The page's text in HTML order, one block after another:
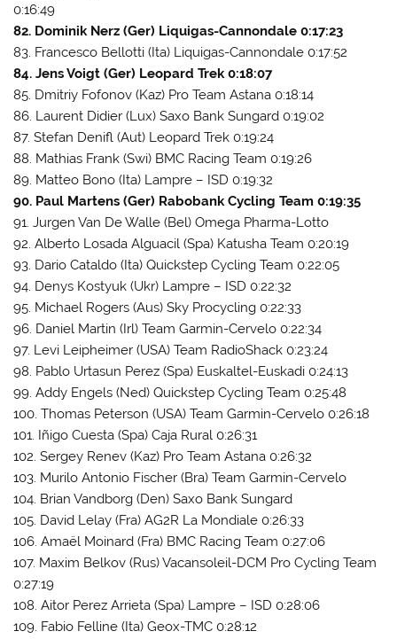
0:16:49
82. Dominik Nerz (Ger) Liquigas-Cannondale 0:17:23
83. Francesco Bellotti (Ita) Liquigas-Cannondale 0:17:52
84. Jens Voigt (Ger) Leopard Trek 0:18:07
85. Dmitriy Fofonov (Kaz) Pro Team Astana 0:18:14
86. Laurent Didier (Lux) Saxo Bank Sungard 0:19:02
87. Stefan Denifl (Aut) Leopard Trek 0:19:24
88. Mathias Frank (Swi) BMC Racing Team 0:19:26
89. Matteo Bono (Ita) Lampre – ISD 0:19:32
90. Paul Martens (Ger) Rabobank Cycling Team 0:19:35
91. Jurgen Van De Walle (Bel) Omega Pharma-Lotto
92. Alberto Losada Alguacil (Spa) Katusha Team 0:20:19
93. Dario Cataldo (Ita) Quickstep Cycling Team 0:22:05
94. Denys Kostyuk (Ukr) Lampre – ISD 0:22:32
95. Michael Rogers (Aus) Sky Procycling 0:22:33
96. Daniel Martin (Irl) Team Garmin-Cervelo 0:22:34
97. Levi Leipheimer (USA) Team RadioShack 0:23:24
98. Pablo Urtasun Perez (Spa) Euskaltel-Euskadi 0:24:13
99. Addy Engels (Ned) Quickstep Cycling Team 0:25:48
100. Thomas Peterson (USA) Team Garmin-Cervelo 0:26:18
101. Iñigo Cuesta (Spa) Caja Rural 0:26:31
102. Sergey Renev (Kaz) Pro Team Astana 0:26:32
103. Murilo Antonio Fischer (Bra) Team Garmin-Cervelo
104. Brian Vandborg (Den) Saxo Bank Sungard
105. David Lelay (Fra) AG2R La Mondiale 0:26:33
106. Amaël Moinard (Fra) BMC Racing Team 0:27:06
107. Maxim Belkov (Rus) Vacansoleil-DCM Pro Cycling Team
0:27:19
108. Aitor Perez Arrieta (Spa) Lampre – ISD 0:28:06
109. Fabio Felline (Ita) Geox-TMC 0:28:12